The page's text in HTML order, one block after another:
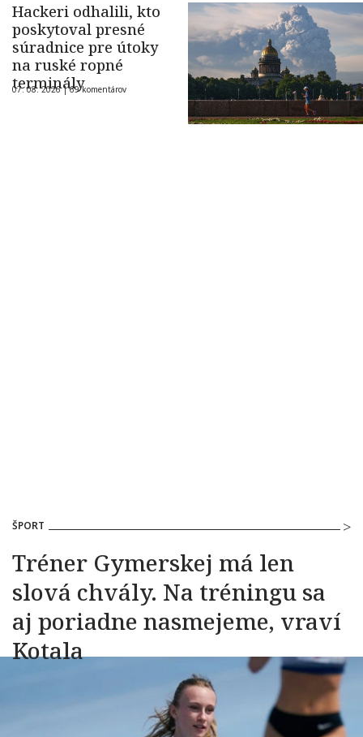
Hackeri odhalili, kto
poskytoval presné
súradnice pre útoky
na ruské ropné
terminály
07. 08. 2026 |69 komentárov
ŠPORT